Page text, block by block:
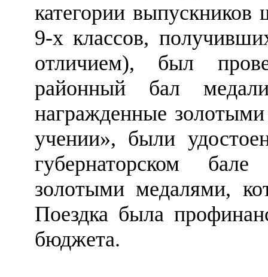
категории
9-х классов,
отличием), был
районный бал
награжденные
учении», были
губернаторском
золотыми медалями,
Поездка была
бюджета.